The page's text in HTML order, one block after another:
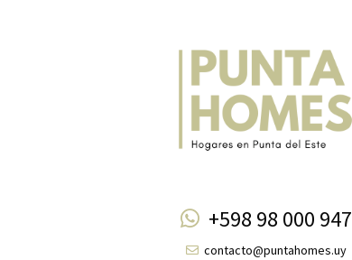
+598 98 000 947
contacto@puntahomes.uy